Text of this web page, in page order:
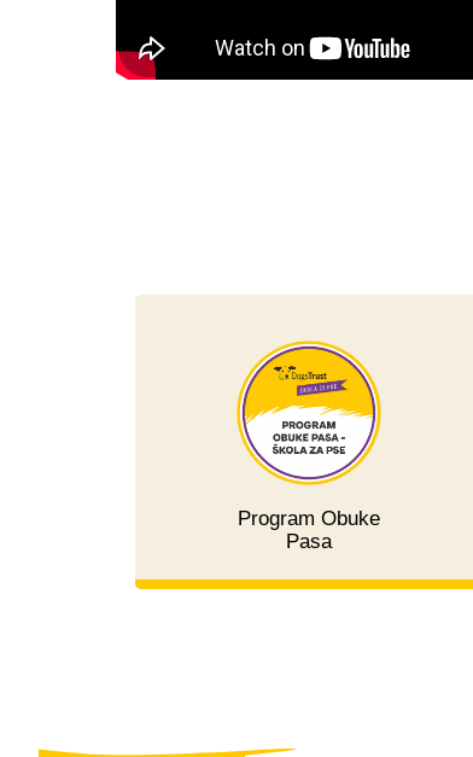
Program Obuke
Pasa